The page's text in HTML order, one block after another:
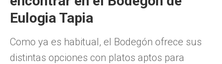
Eulogia Tapia
Como ya es habitual, el Bodegón ofrece sus
distintas opciones con platos aptos para